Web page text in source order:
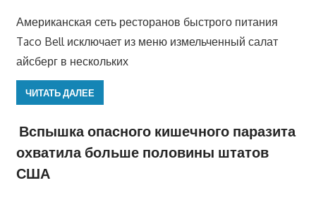
Американская сеть ресторанов быстрого питания
Taco Bell исключает из меню измельченный салат
айсберг в нескольких
ЧИТАТЬ ДАЛЕЕ
Вспышка опасного кишечного паразита
охватила больше половины штатов
США